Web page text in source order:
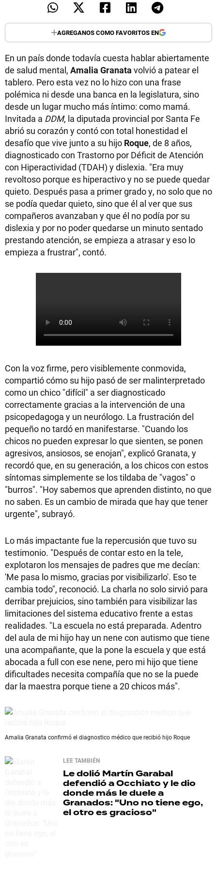
AGREGANOS COMO FAVORITOS EN
En un país donde todavía cuesta hablar abiertamente
de salud mental, Amalia Granata volvió a patear el
tablero. Pero esta vez no lo hizo con una frase
polémica ni desde una banca en la legislatura, sino
desde un lugar mucho más íntimo: como mamá.
Invitada a DDM, la diputada provincial por Santa Fe
abrió su corazón y contó con total honestidad el
desafío que vive junto a su hijo Roque, de 8 años,
diagnosticado con Trastorno por Déficit de Atención
con Hiperactividad (TDAH) y dislexia. "Era muy
revoltoso porque es hiperactivo y no se puede quedar
quieto. Después pasa a primer grado y, no solo que no
se podía quedar quieto, sino que él al ver que sus
compañeros avanzaban y que él no podía por su
dislexia y por no poder quedarse un minuto sentado
prestando atención, se empieza a atrasar y eso lo
empieza a frustrar", contó.
Con la voz firme, pero visiblemente conmovida,
compartió cómo su hijo pasó de ser malinterpretado
como un chico "difícil" a ser diagnosticado
correctamente gracias a la intervención de una
psicopedagoga y un neurólogo. La frustración del
pequeño no tardó en manifestarse. "Cuando los
chicos no pueden expresar lo que sienten, se ponen
agresivos, ansiosos, se enojan", explicó Granata, y
recordó que, en su generación, a los chicos con estos
síntomas simplemente se los tildaba de "vagos" o
"burros". "Hoy sabemos que aprenden distinto, no que
no saben. Es un cambio de mirada que hay que tener
urgente", subrayó.
Lo más impactante fue la repercusión que tuvo su
testimonio. "Después de contar esto en la tele,
explotaron los mensajes de padres que me decían:
'Me pasa lo mismo, gracias por visibilizarlo'. Eso te
cambia todo", reconoció. La charla no solo sirvió para
derribar prejuicios, sino también para visibilizar las
limitaciones del sistema educativo frente a estas
realidades. "La escuela no está preparada. Adentro
del aula de mi hijo hay un nene con autismo que tiene
una acompañante, que la pone la escuela y que está
abocada a full con ese nene, pero mi hijo que tiene
dificultades necesita compañía que no se la puede
dar la maestra porque tiene a 20 chicos más".
Amalia Granata confirmó el diagnostico médico que recibió hijo Roque
LEE TAMBIÉN
Le dolió Martín Garabal
defendió a Occhiato y le dio
donde más le duele a
Granados: "Uno no tiene ego,
el otro es gracioso"